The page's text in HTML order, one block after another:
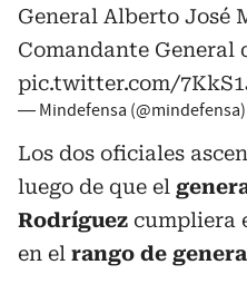
General Alberto José
Comandante General
pic.twitter.com/
— Mindefensa (@mindefensa)
Los dos oficiales
luego de que el
Rodríguez cumpliera
en el rango de